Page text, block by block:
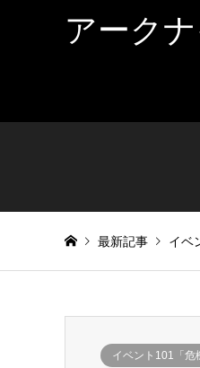
アーク
最新記事 イベ
イベント101「危